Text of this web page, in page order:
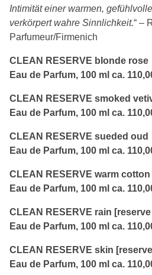
Intimität einer warmen,
verkörpert wahre Sinnlichkeit.“ –
Parfumeur/Firmenich
CLEAN RESERVE blonde rose
Eau de Parfum, 100 ml ca.
CLEAN RESERVE smoked
Eau de Parfum, 100 ml ca.
CLEAN RESERVE sueded oud
Eau de Parfum, 100 ml ca.
CLEAN RESERVE warm
Eau de Parfum, 100 ml ca.
CLEAN RESERVE rain
Eau de Parfum, 100 ml ca.
CLEAN RESERVE skin
Eau de Parfum, 100 ml ca.